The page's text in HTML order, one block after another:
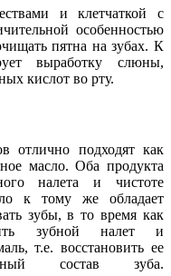
и клетчаткой с
особенностью
пятна на зубах. К
выработку слюны,
кислот во рту.
отлично подходят как
масло. Оба продукта
налета и чистоте
к тому же обладает
зубы, в то время как
зубной налет и
т.е. восстановить ее
состав зуба.